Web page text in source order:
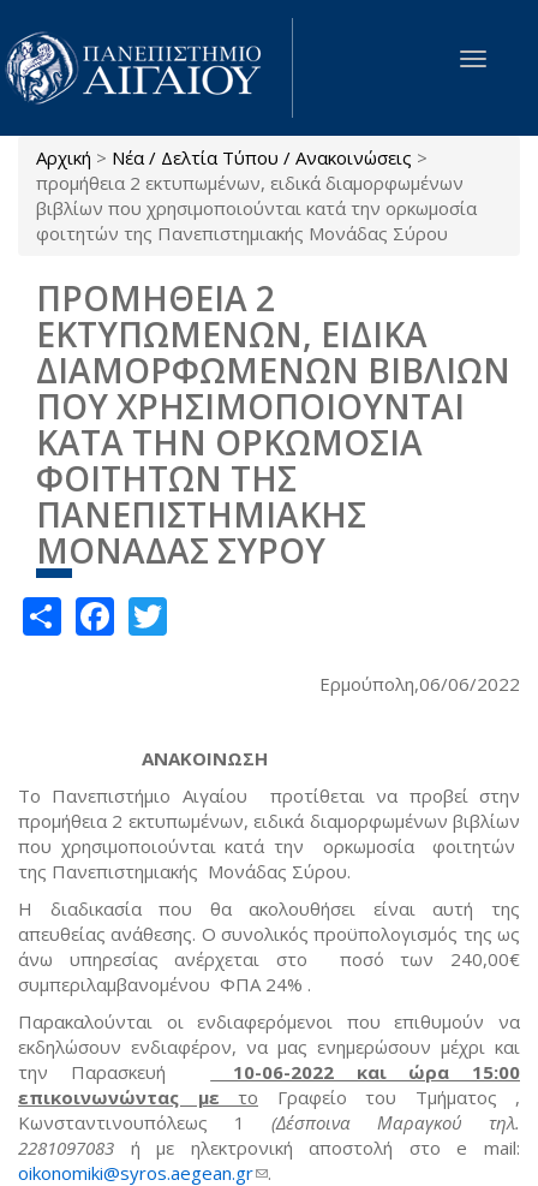
Παράκαμψη προς το κυρίως περιεχόμενο
Toggle
Είστε εδώ
Αρχική > Νέα / Δελτία Τύπου / Ανακοινώσεις >
προμήθεια 2 εκτυπωμένων, ειδικά διαμορφωμένων
βιβλίων που χρησιμοποιούνται κατά την ορκωμοσία
φοιτητών της Πανεπιστημιακής Μονάδας Σύρου
ΠΡΟΜΗΘΕΙΑ 2
ΕΚΤΥΠΩΜΕΝΩΝ, ΕΙΔΙΚΑ
ΔΙΑΜΟΡΦΩΜΕΝΩΝ ΒΙΒΛΙΩΝ
ΠΟΥ ΧΡΗΣΙΜΟΠΟΙΟΥΝΤΑΙ
ΚΑΤΑ ΤΗΝ ΟΡΚΩΜΟΣΙΑ
ΦΟΙΤΗΤΩΝ ΤΗΣ
ΠΑΝΕΠΙΣΤΗΜΙΑΚΗΣ
ΜΟΝΑΔΑΣ ΣΥΡΟΥ
ShareFacebook
Ερμούπολη,06/06/2022
ΑΝΑΚΟΙΝΩΣΗ
Το Πανεπιστήμιο Αιγαίου προτίθεται να προβεί στην
προμήθεια 2 εκτυπωμένων, ειδικά διαμορφωμένων βιβλίων
που χρησιμοποιούνται κατά την ορκωμοσία φοιτητών
της Πανεπιστημιακής Μονάδας Σύρου.
Η διαδικασία που θα ακολουθήσει είναι αυτή της
απευθείας ανάθεσης. Ο συνολικός προϋπολογισμός της ως
άνω υπηρεσίας ανέρχεται στο ποσό των 240,00€
συμπεριλαμβανομένου ΦΠΑ 24% .
Παρακαλούνται οι ενδιαφερόμενοι που επιθυμούν να
εκδηλώσουν ενδιαφέρον, να μας ενημερώσουν μέχρι και
την Παρασκευή
10-06-2022 και ώρα 15:00
επικοινωνώντας με το Γραφείο του Τμήματος ,
Κωνσταντινουπόλεως 1 (Δέσποινα Μαραγκού τηλ.
2281097083 ή με ηλεκτρονική αποστολή στο e mail:
oikonomiki@syros.aegean.gr(link sends e-mail)
.